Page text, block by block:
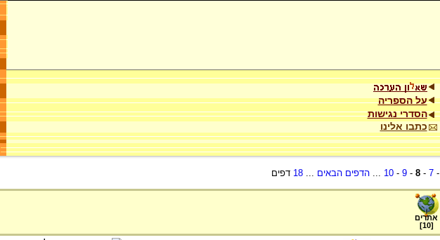
על הספריה
הסדרי נגישות
כתבו אלינו
-
7
-
8
-
9
-
10
...הדפים הבאים ...
18 דפים
אתרים
[
10
]